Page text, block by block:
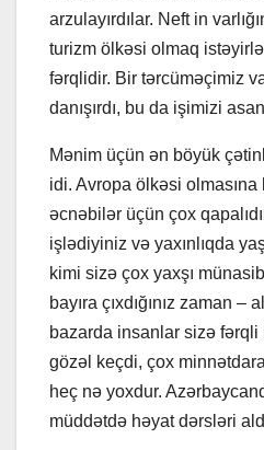
arzulayırdılar. Neft in
turizm ölkəsi olmaq
fərqlidir. Bir tərcüməçimiz
danışırdı, bu da işimizi
Mənim üçün ən böyük
idi. Avropa ölkəsi
əcnəbilər üçün çox
işlədiyiniz və yaxınlıqda
kimi sizə çox yaxşı
bayıra çıxdığınız zaman –
bazarda insanlar sizə fərqli
gözəl keçdi, çox
heç nə yoxdur.
müddətdə həyat dərsləri